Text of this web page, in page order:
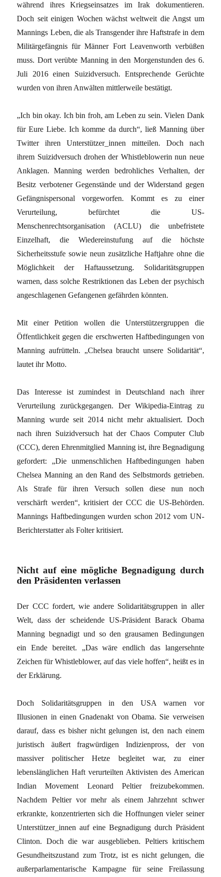
während ihres Kriegseinsatzes im Irak dokumentieren.
Doch seit einigen Wochen wächst weltweit die Angst um
Mannings Leben, die als Transgender ihre Haftstrafe in dem
Militärgefängnis für Männer Fort Leavenworth verbüßen
muss. Dort verübte Manning in den Morgenstunden des 6.
Juli 2016 einen Suizidversuch. Entsprechende Gerüchte
wurden von ihren Anwälten mittlerweile bestätigt.
„Ich bin okay. Ich bin froh, am Leben zu sein. Vielen Dank
für Eure Liebe. Ich komme da durch“, ließ Manning über
Twitter ihren Unterstützer_innen mitteilen. Doch nach
ihrem Suizidversuch drohen der Whistleblowerin nun neue
Anklagen. Manning werden bedrohliches Verhalten, der
Besitz verbotener Gegenstände und der Widerstand gegen
Gefängnispersonal vorgeworfen. Kommt es zu einer
Verurteilung, befürchtet die US-
Menschenrechtsorganisation (ACLU) die unbefristete
Einzelhaft, die Wiedereinstufung auf die höchste
Sicherheitsstufe sowie neun zusätzliche Haftjahre ohne die
Möglichkeit der Haftaussetzung. Solidaritätsgruppen
warnen, dass solche Restriktionen das Leben der psychisch
angeschlagenen Gefangenen gefährden könnten.
Mit einer Petition wollen die Unterstützergruppen die
Öffentlichkeit gegen die erschwerten Haftbedingungen von
Manning aufrütteln. „Chelsea braucht unsere Solidarität“,
lautet ihr Motto.
Das Interesse ist zumindest in Deutschland nach ihrer
Verurteilung zurückgegangen. Der Wikipedia-Eintrag zu
Manning wurde seit 2014 nicht mehr aktualisiert. Doch
nach ihren Suizidversuch hat der Chaos Computer Club
(CCC), deren Ehrenmitglied Manning ist, ihre Begnadigung
gefordert: „Die unmenschlichen Haftbedingungen haben
Chelsea Manning an den Rand des Selbstmords getrieben.
Als Strafe für ihren Versuch sollen diese nun noch
verschärft werden“, kritisiert der CCC die US-Behörden.
Mannings Haftbedingungen wurden schon 2012 vom UN-
Berichterstatter als Folter kritisiert.
Nicht auf eine mögliche Begnadigung durch
den Präsidenten verlassen
Der CCC fordert, wie andere Solidaritätsgruppen in aller
Welt, dass der scheidende US-Präsident Barack Obama
Manning begnadigt und so den grausamen Bedingungen
ein Ende bereitet. „Das wäre endlich das langersehnte
Zeichen für Whistleblower, auf das viele hoffen“, heißt es in
der Erklärung.
Doch Solidaritätsgruppen in den USA warnen vor
Illusionen in einen Gnadenakt von Obama. Sie verweisen
darauf, dass es bisher nicht gelungen ist, den nach einem
juristisch äußert fragwürdigen Indizienpross, der von
massiver politischer Hetze begleitet war, zu einer
lebenslänglichen Haft verurteilten Aktivisten des American
Indian Movement Leonard Peltier freizubekommen.
Nachdem Peltier vor mehr als einem Jahrzehnt schwer
erkrankte, konzentrierten sich die Hoffnungen vieler seiner
Unterstützer_innen auf eine Begnadigung durch Präsident
Clinton. Doch die war ausgeblieben. Peltiers kritischem
Gesundheitszustand zum Trotz, ist es nicht gelungen, die
außerparlamentarische Kampagne für seine Freilassung